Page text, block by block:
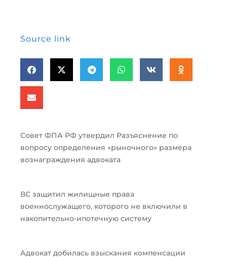
Source link
Совет ФПА РФ утвердил Разъяснение по
вопросу определения «рыночного» размера
вознаграждения адвоката
ВС защитил жилищные права
военнослужащего, которого не включили в
накопительно-ипотечную систему
Адвокат добилась взыскания компенсации